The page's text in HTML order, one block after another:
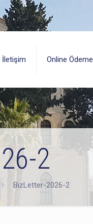
İletişim Online Ödeme
2
BizLetter-2026-2